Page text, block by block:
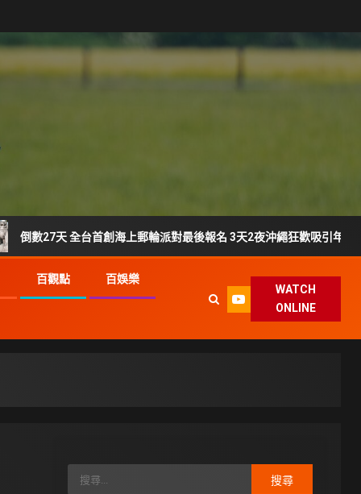
台首創海上郵輪派對最後報名 3天2夜沖繩狂歡吸引年輕族群搶登船
百觀點
百娛樂
WATCH
ONLINE